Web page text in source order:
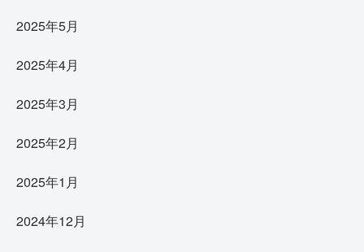
2025年5月
2025年4月
2025年3月
2025年2月
2025年1月
2024年12月